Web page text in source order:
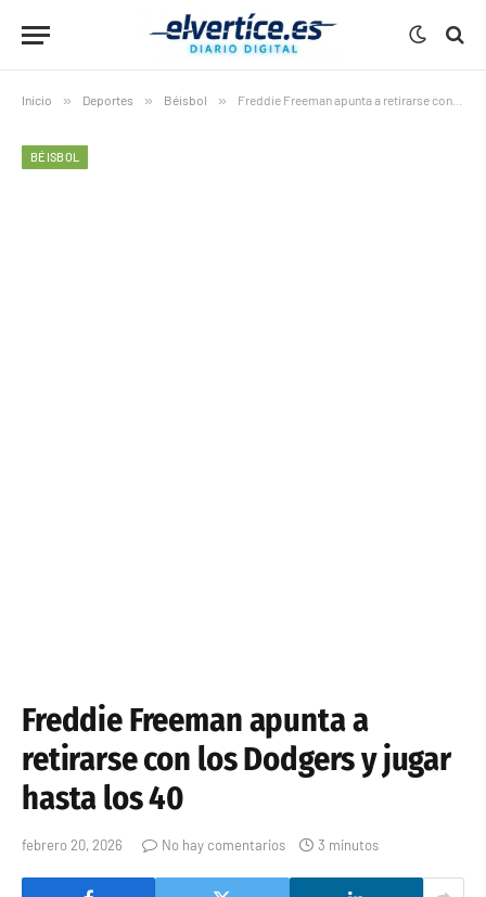
Inicio » Deportes » Béisbol » Freddie Freeman apunta a retirarse con los Dodgers y jugar hasta los 40
BÉISBOL
Freddie Freeman apunta a
retirarse con los Dodgers y jugar
hasta los 40
febrero 20, 2026 No hay comentarios 3 minutos